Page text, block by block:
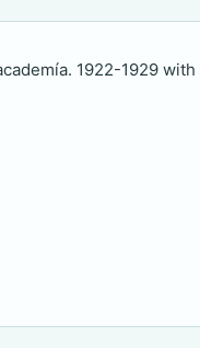
1922-1929 with